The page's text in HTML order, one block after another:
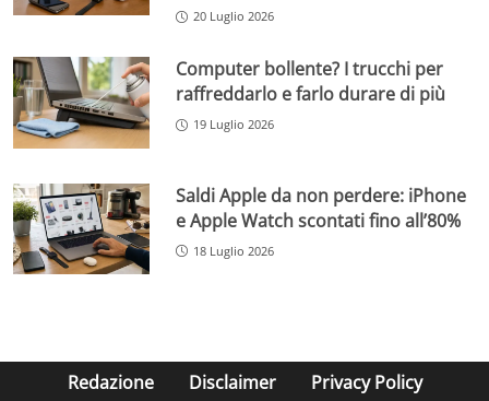
20 Luglio 2026
Computer bollente? I trucchi per
raffreddarlo e farlo durare di più
19 Luglio 2026
Saldi Apple da non perdere: iPhone
e Apple Watch scontati fino all’80%
18 Luglio 2026
Redazione Disclaimer Privacy Policy